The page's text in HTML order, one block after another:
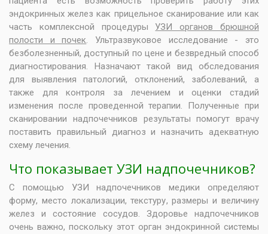
эндокринных желез как прицельное сканирование или как
часть комплексной процедуры УЗИ органов брюшной
полости и почек. Ультразвуковое исследование - это
безболезненный, доступный по цене и безвредный способ
диагностирования. Назначают такой вид обследования
для выявления патологий, отклонений, заболеваний, а
также для контроля за лечением и оценки стадий
изменения после проведенной терапии. Полученные при
сканировании надпочечников результаты помогут врачу
поставить правильный диагноз и назначить адекватную
схему лечения.
Что показывает УЗИ надпочечников?
С помощью УЗИ надпочечников медики определяют
форму, место локализации, текстуру, размеры и величину
желез и состояние сосудов. Здоровье надпочечников
очень важно, поскольку этот орган эндокринной системы